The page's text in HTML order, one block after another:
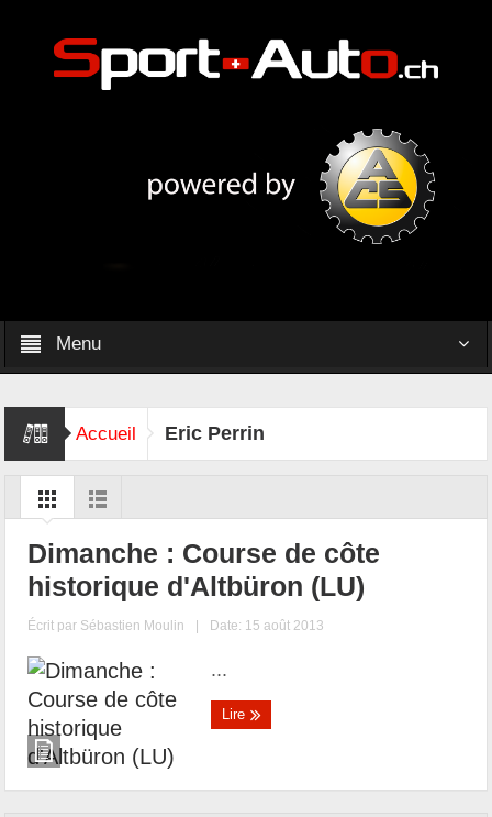
Menu
Accueil Eric Perrin
Dimanche : Course de côte
historique d'Altbüron (LU)
Écrit par Sébastien Moulin | Date: 15 août 2013
...
Lire